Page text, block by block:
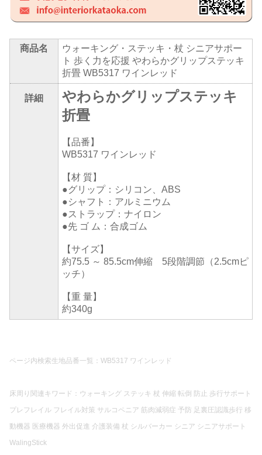
商品名
ウォーキング・ステッキ・杖 シニアサポー
ト 歩く力を応援 やわらかグリップステッキ
折畳 WB5317 ワインレッド
詳細
やわらかグリップステッキ
折畳
【品番】
WB5317 ワインレッド
【材 質】
●グリップ：シリコン、ABS
●シャフト：アルミニウム
●ストラップ：ナイロン
●先 ゴ ム：合成ゴム
【サイズ】
約75.5 ～ 85.5cm伸縮 5段階調節（2.5cmピ
ッチ）
【重 量】
約340g
ページ内検索生地品番一覧：WB5317 ワインレッド
床周り関連キワード：ウォーキング ステッキ 杖 伸縮 転倒 防止 歩行サポート
プレフレイル フレイル対策 サルコペニア 筋肉減弱症 予防 足裏圧認識歩行 移
動機器 医療機器 外出促進 介護装備 杖 シルバーカー シニア シニアサポート
WalingStick